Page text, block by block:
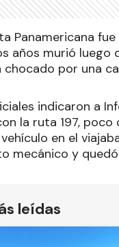
Panamericana
años murió luego
chocado por una
indicaron a
la ruta 197, poco
en el
mecánico y
leídas